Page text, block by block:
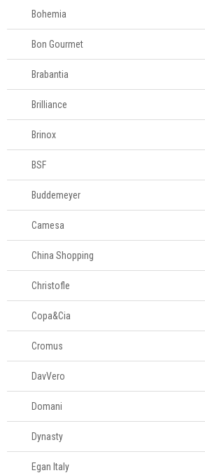
Queijeiras
Acessórios para
servir
Churrasco
Linha infantil
Panelas
Eletros
Mesa
Cama e banho
Móveis
Decoração
Login
Criar conta
Pesquisar Lista
Bohemia
Bon Gourmet
Brabantia
Brilliance
Brinox
BSF
Buddemeyer
Camesa
China Shopping
Christofle
Copa&Cia
Cromus
DavVero
Domani
Dynasty
Egan Italy